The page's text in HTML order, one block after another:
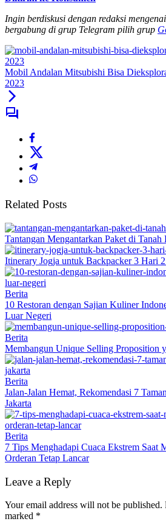
Ingin berdiskusi dengan redaksi
bergabung di grup Telegram pilih grup
Mobil Andalan Mitsubishi Bisa
2023
Related Posts
Tantangan Mengantarkan Paket di Tanah
Itinerary Jogja untuk Backpacker 3 Hari
Berita
10 Restoran dengan Sajian Kuliner
Luar Negeri
Berita
Membangun Unique Selling
Berita
Jalan-Jalan Hemat, Rekomendasi 7
Jakarta
Berita
7 Tips Menghadapi Cuaca Ekstrem Saat
Orderan Tetap Lancar
Leave a Reply
Your email address will not be published.
marked *